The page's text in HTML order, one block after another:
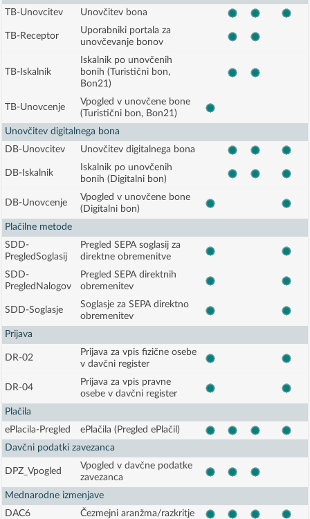
TB-Unovcitev
Unovčitev bona
TB-Receptor
Uporabniki portala za
unovčevanje bonov
TB-Iskalnik
Iskalnik po unovčenih
bonih (Turistični bon,
Bon21)
TB-Unovcenje
Vpogled v unovčene bone
(Turistični bon, Bon21)
Unovčitev digitalnega bona
DB-Unovcitev
Unovčitev digitalnega bona
DB-Iskalnik
Iskalnik po unovčenih
bonih (Digitalni bon)
DB-Unovcenje
Vpogled v unovčene bone
(Digitalni bon)
Plačilne metode
SDD-
PregledSoglasij
Pregled SEPA soglasij za
direktne obremenitve
SDD-
PregledNalogov
Pregled SEPA direktnih
obremenitev
SDD-Soglasje
Soglasje za SEPA direktno
obremenitev
Prijava
DR-02
Prijava za vpis fizične osebe
v davčni register
DR-04
Prijava za vpis pravne
osebe v davčni register
Plačila
ePlacila-Pregled
ePlačila (Pregled ePlačil)
Davčni podatki zavezanca
DPZ_Vpogled
Vpogled v davčne podatke
zavezanca
Mednarodne izmenjave
DAC6
Čezmejni aranžma/razkritje